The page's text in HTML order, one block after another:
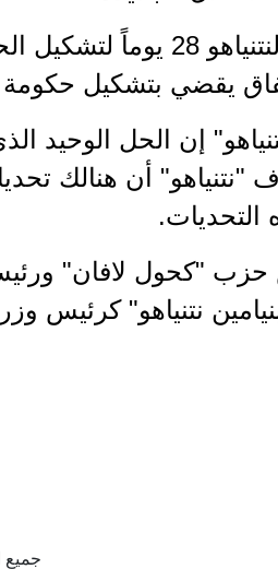
ومنح "ريفلين"
يقضي بتشكيل
إن الحل الوحيد
"نتنياهو" أن هنالك
التحديات.
حزب "كحول لافان"
نتنياهو" كرئيس
جميع